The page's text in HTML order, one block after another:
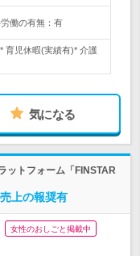
働の有無：有
育児休暇(実績有)* 介護
気になる
ットフォーム「FINSTAR
上の報奨有
女性のおしごと掲載中